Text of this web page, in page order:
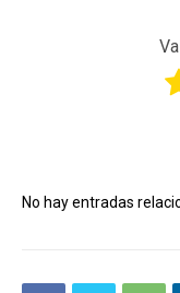
No hay entradas